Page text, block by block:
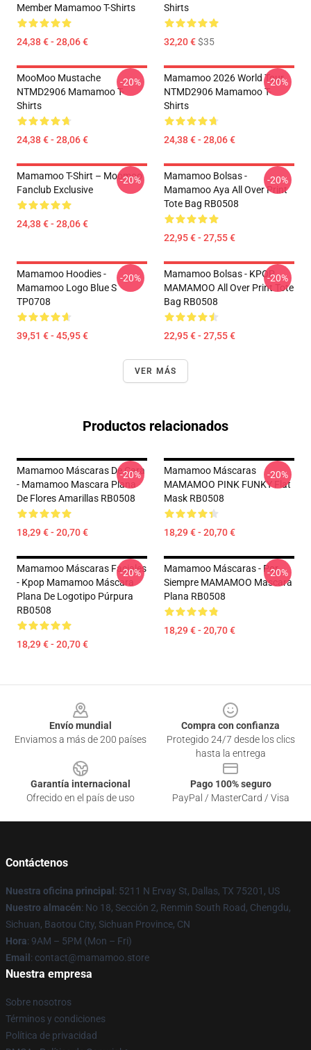
Member Mamamoo T-Shirts
24,38 € - 28,06 €
Shirts
32,20 €$35
MooMoo Mustache
NTMD2906 Mamamoo T-
Shirts
24,38 € - 28,06 €
-20%
Mamamoo 2026 World Tour
NTMD2906 Mamamoo T-
Shirts
24,38 € - 28,06 €
-20%
Mamamoo T-Shirt – Moomoo
Fanclub Exclusive
24,38 € - 28,06 €
-20%
Mamamoo Bolsas -
Mamamoo Aya All Over Print
Tote Bag RB0508
22,95 € - 27,55 €
-20%
Mamamoo Hoodies -
Mamamoo Logo Blue S
TP0708
39,51 € - 45,95 €
-20%
Mamamoo Bolsas - KPOP
MAMAMOO All Over Print Tote
Bag RB0508
22,95 € - 27,55 €
-20%
VER MÁS
Productos relacionados
Mamamoo Máscaras De Cara
- Mamamoo Mascara Plana
De Flores Amarillas RB0508
18,29 € - 20,70 €
-20%
Mamamoo Máscaras
MAMAMOO PINK FUNKY Flat
Mask RB0508
18,29 € - 20,70 €
-20%
Mamamoo Máscaras Faciales
- Kpop Mamamoo Máscara
Plana De Logotipo Púrpura
RB0508
18,29 € - 20,70 €
-20%
Mamamoo Máscaras - Por
Siempre MAMAMOO Mascara
Plana RB0508
18,29 € - 20,70 €
-20%
Envío mundial
Enviamos a más de 200 países
Compra con confianza
Protegido 24/7 desde los clics
hasta la entrega
Garantía internacional
Ofrecido en el país de uso
Pago 100% seguro
PayPal / MasterCard / Visa
Contáctenos
Nuestra oficina principal : 5211 N Ervay St, Dallas, TX 75201, US
Nuestro almacén: No 18, Sección 2, Renmin South Road, Chengdu,
Sichuan, Baotou City, Sichuan Province, CN
Hora: 9AM – 5PM (Mon – Fri)
Email : contact@mamamoo.store
Nuestra empresa
Sobre nosotros
Términos y condiciones
Política de privacidad